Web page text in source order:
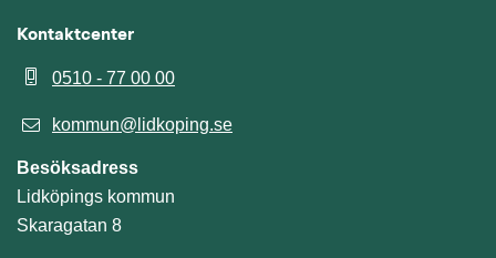
Kontaktcenter
0510 - 77 00 00
kommun@lidkoping.se
Besöksadress
Lidköpings kommun
Skaragatan 8